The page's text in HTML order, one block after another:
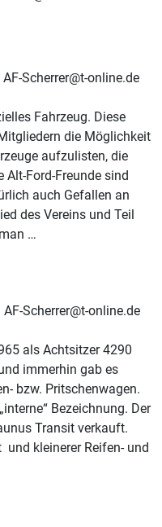
AF-Scherrer@t-online.de
Fahrzeug. Diese
die Möglichkeit
aufzulisten, die
Ford-Freunde sind
auch Gefallen an
des Vereins und Teil
…
AF-Scherrer@t-online.de
als Achtsitzer 4290
immerhin gab es
bzw. Pritschenwagen.
Bezeichnung. Der
Transit verkauft.
kleinerer Reifen- und